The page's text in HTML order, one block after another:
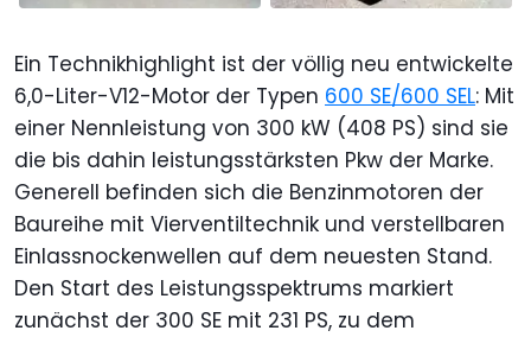
Ein Technikhighlight ist der völlig neu entwickelte
6,0-Liter-V12-Motor der Typen 600 SE/600 SEL: Mit
einer Nennleistung von 300 kW (408 PS) sind sie
die bis dahin leistungsstärksten Pkw der Marke.
Generell befinden sich die Benzinmotoren der
Baureihe mit Vierventiltechnik und verstellbaren
Einlassnockenwellen auf dem neuesten Stand.
Den Start des Leistungsspektrums markiert
zunächst der 300 SE mit 231 PS, zu dem